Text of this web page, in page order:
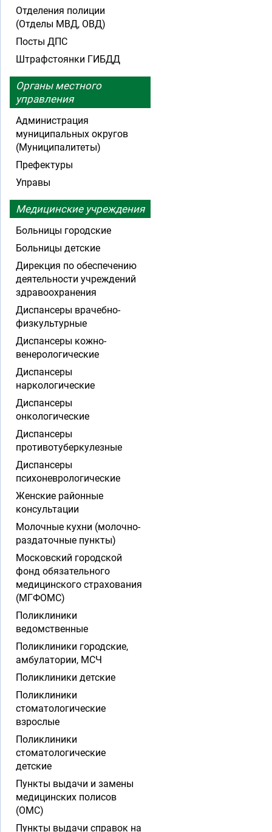
Отделения полиции
(Отделы МВД, ОВД)
Посты ДПС
Штрафстоянки ГИБДД
Органы местного
управления
Администрация
муниципальных округов
(Муниципалитеты)
Префектуры
Управы
Медицинские учреждения
Больницы городские
Больницы детские
Дирекция по обеспечению
деятельности учреждений
здравоохранения
Диспансеры врачебно-
физкультурные
Диспансеры кожно-
венерологические
Диспансеры
наркологические
Диспансеры
онкологические
Диспансеры
противотуберкулезные
Диспансеры
психоневрологические
Женские районные
консультации
Молочные кухни (молочно-
раздаточные пункты)
Московский городской
фонд обязательного
медицинского страхования
(МГФОМС)
Поликлиники
ведомственные
Поликлиники городские,
амбулатории, МСЧ
Поликлиники детские
Поликлиники
стоматологические
взрослые
Поликлиники
стоматологические
детские
Пункты выдачи и замены
медицинских полисов
(ОМС)
Пункты выдачи справок на